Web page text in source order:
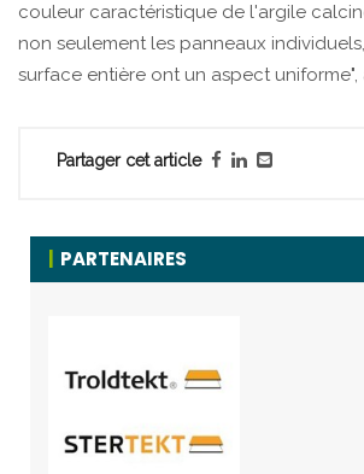
couleur caractéristique de l'argile
non seulement les panneaux
surface entière ont un aspect uniforme",
Partager cet article
PARTENAIRES